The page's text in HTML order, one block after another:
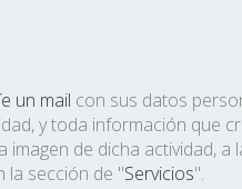
un mail con sus datos
y toda información que
imagen de dicha actividad, a
la sección de "Servicios".